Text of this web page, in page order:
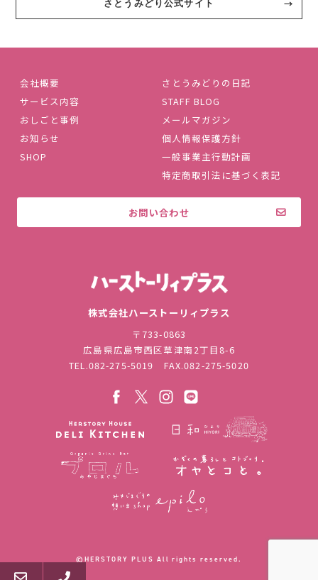
さとうみどり公式サイト
会社概要
サービス内容
おしごと事例
お知らせ
SHOP
さとうみどりの日記
STAFF BLOG
メールマガジン
個人情報保護方針
一般事業主行動計画
特定商取引法に基づく表記
お問い合わせ
株式会社ハーストーリィプラス
〒733-0863
広島県広島市西区草津南2丁目8-6
TEL.082-275-5019 FAX.082-275-5020
©︎HERSTORY PLUS All rights reserved.